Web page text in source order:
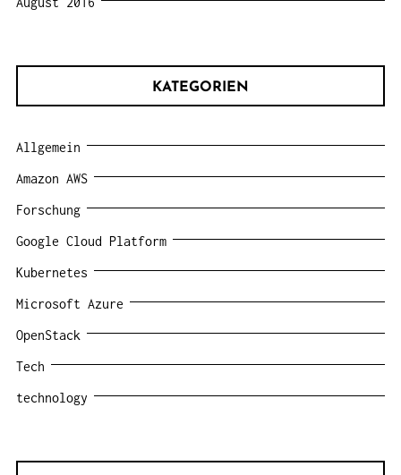
KATEGORIEN
Allgemein
Amazon AWS
Forschung
Google Cloud Platform
Kubernetes
Microsoft Azure
OpenStack
Tech
technology